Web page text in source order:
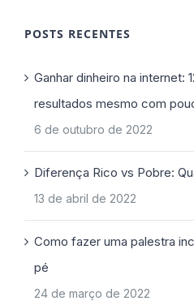
POSTS RECENTES
Ganhar dinheiro na internet:
resultados mesmo com
6 de outubro de 2022
Diferença Rico vs Pobre:
13 de abril de 2022
Como fazer uma palestra
pé
24 de março de 2022